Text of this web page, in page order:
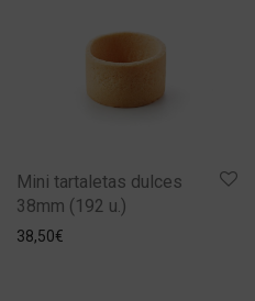
Mini tartaletas dulces
38mm (192 u.)
38,50€